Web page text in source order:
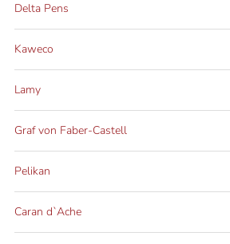
Delta Pens
Kaweco
Lamy
Graf von Faber-Castell
Pelikan
Caran d`Ache